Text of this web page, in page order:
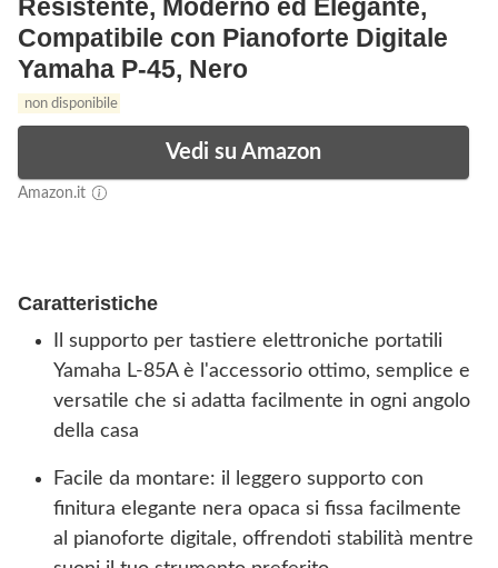
Resistente, Moderno ed Elegante,
Compatibile con Pianoforte Digitale
Yamaha P-45, Nero
non disponibile
Vedi su Amazon
Amazon.it
Caratteristiche
Il supporto per tastiere elettroniche portatili
Yamaha L-85A è l'accessorio ottimo, semplice e
versatile che si adatta facilmente in ogni angolo
della casa
Facile da montare: il leggero supporto con
finitura elegante nera opaca si fissa facilmente
al pianoforte digitale, offrendoti stabilità mentre